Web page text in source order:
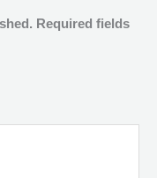
Required fields